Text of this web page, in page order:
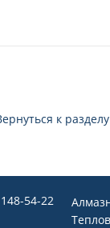
к разделу
54-22